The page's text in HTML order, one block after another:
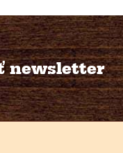
newsletter